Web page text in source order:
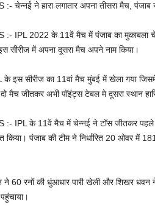
चेन्नई ने हारा लगातार अपना तीसरा मैच, पंजाब
:- IPL 2022 के 11वें मैच में पंजाब का मुकाबला
सीरीज में अपना दूसरा मैच अपने नाम किया।
इस सीरीज का 11वां मैच मुंबई में खेला गया
मैच जीतकर अभी पॉइंट्स टेबल मे दूसरा स्थान
IPL के 11वें मैच में चेन्नई ने टॉस जीतकर पहले
किया। पंजाब की टीम ने निर्धारित 20 ओवर में
ने 60 रनों की धुंआधार पारी खेली और शिखर धवन